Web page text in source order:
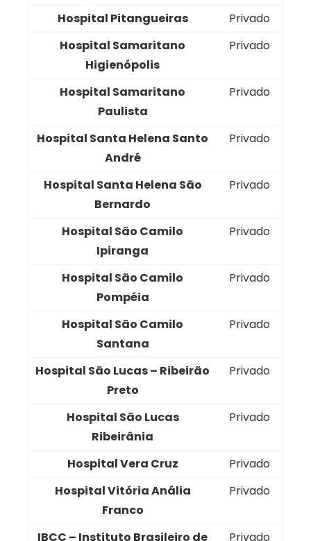
Hospital Pitangueiras
Privado
Hospital Samaritano
Higienópolis
Privado
Hospital Samaritano
Paulista
Privado
Hospital Santa Helena Santo
André
Privado
Hospital Santa Helena São
Bernardo
Privado
Hospital São Camilo
Ipiranga
Privado
Hospital São Camilo
Pompéia
Privado
Hospital São Camilo
Santana
Privado
Hospital São Lucas – Ribeirão
Preto
Privado
Hospital São Lucas
Ribeirânia
Privado
Hospital Vera Cruz
Privado
Hospital Vitória Anália
Franco
Privado
IBCC – Instituto Brasileiro de Privado